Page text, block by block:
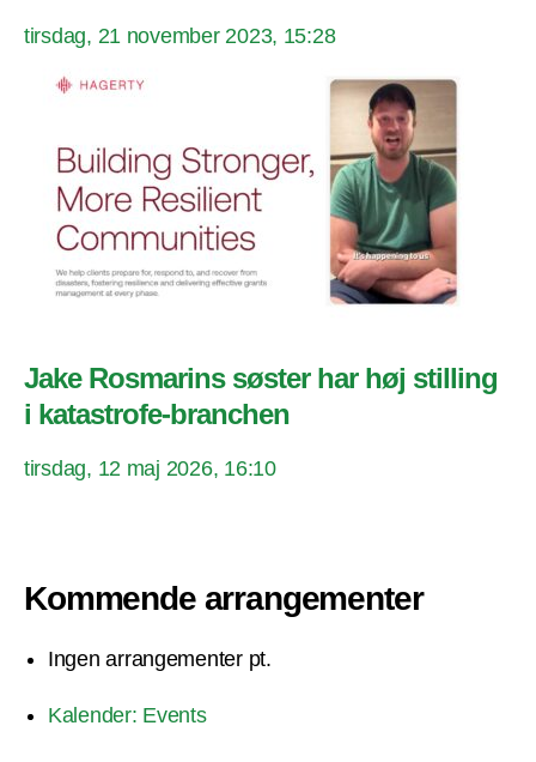
tirsdag, 21 november 2023, 15:28
Jake Rosmarins søster har høj stilling
i katastrofe-branchen
tirsdag, 12 maj 2026, 16:10
Kommende arrangementer
Ingen arrangementer pt.
Kalender: Events